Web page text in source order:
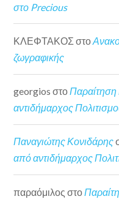
στο Precious
ΚΛΕΦΤΑΚΟΣ στο
ζωγραφικής
georgios στο
αντιδήμαρχος
Παναγιώτης Κονιδάρης
από αντιδήμαρχος
παραόμιλος στο